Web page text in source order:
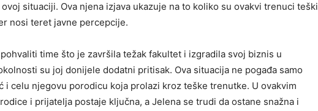
situaciji. Ova njena izjava ukazuje na to koliko su ovakvi trenuci teški
nosi teret javne percepcije.
time što je završila težak fakultet i izgradila svoj biznis u
su joj donijele dodatni pritisak. Ova situacija ne pogađa samo
i celu njegovu porodicu koja prolazi kroz teške trenutke. U ovakvim
i prijatelja postaje ključna, a Jelena se trudi da ostane snažna i